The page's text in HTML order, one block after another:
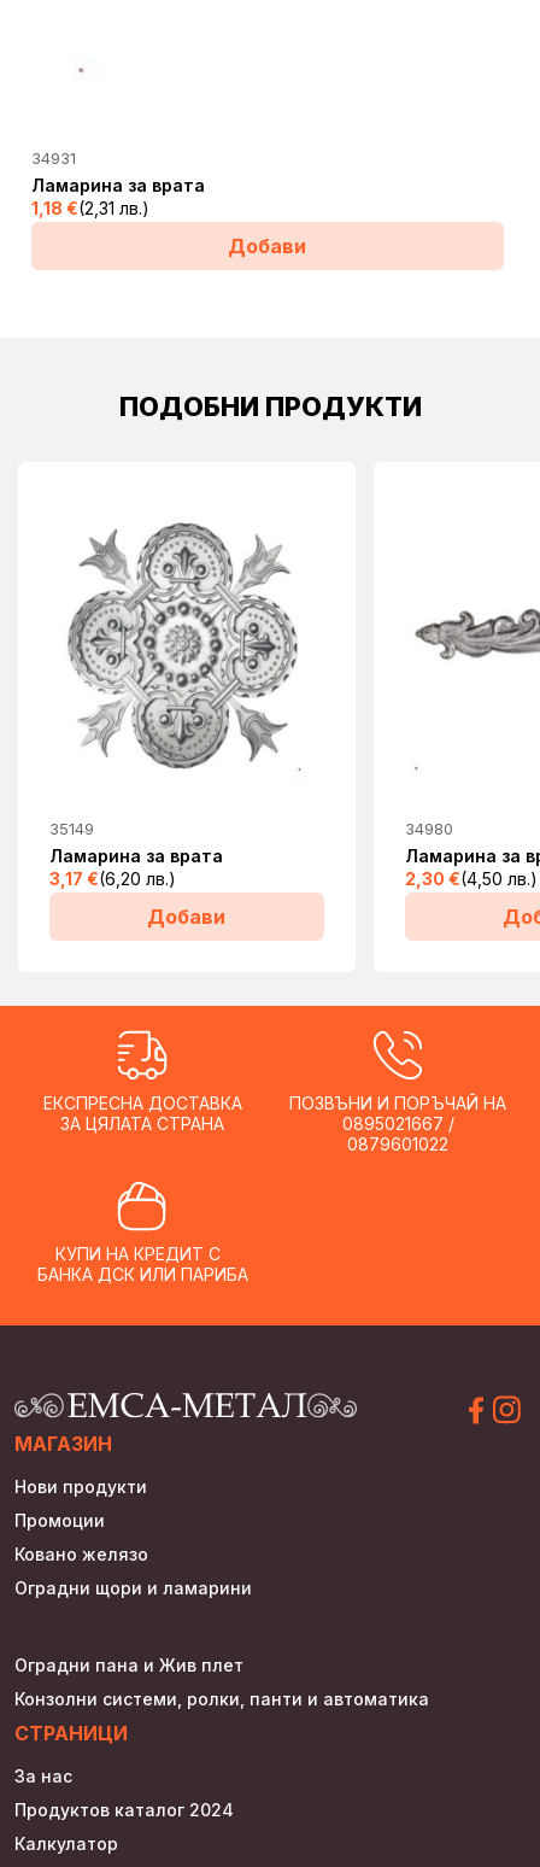
34931
Ламарина за врата
1,18 €(2,31 лв.)
Добави
ПОДОБНИ ПРОДУКТИ
35149
Ламарина за врата
3,17 €(6,20 лв.)
Добави
34980
Ламарина за
2,30 €(4,50 лв.)
ЕКСПРЕСНА ДОСТАВКА
ЗА ЦЯЛАТА СТРАНА
ПОЗВЪНИ И ПОРЪЧАЙ НА
0895021667 /
0879601022
КУПИ НА КРЕДИТ С
БАНКА ДСК ИЛИ ПАРИБА
МАГАЗИН
Нови продукти
Промоции
Ковано желязо
Оградни щори и ламарини
Оградни пана и Жив плет
Конзолни системи, ролки, панти и автоматика
СТРАНИЦИ
За нас
Продуктов каталог 2024
Калкулатор